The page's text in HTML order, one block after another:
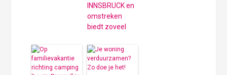
INNSBRUCK en
omstreken
biedt zoveel